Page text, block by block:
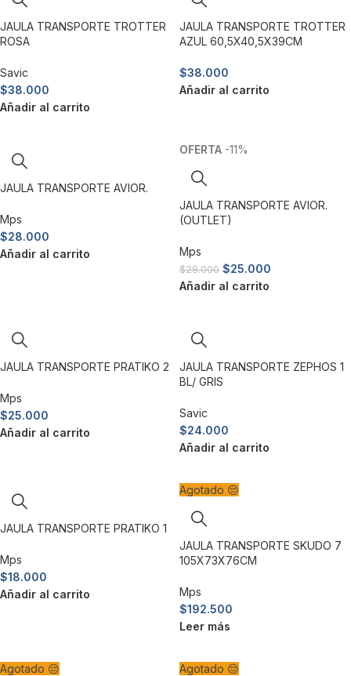
JAULA TRANSPORTE TROTTER
ROSA
Savic
$38.000
Añadir al carrito
JAULA TRANSPORTE TROTTER
AZUL 60,5X40,5X39CM
$38.000
Añadir al carrito
JAULA TRANSPORTE AVIOR.
Mps
$28.000
Añadir al carrito
-11%
JAULA TRANSPORTE AVIOR.
(OUTLET)
Mps
$28.000 $25.000
Añadir al carrito
JAULA TRANSPORTE PRATIKO 2
Mps
$25.000
Añadir al carrito
JAULA TRANSPORTE ZEPHOS 1
BL/ GRIS
Savic
$24.000
Añadir al carrito
JAULA TRANSPORTE PRATIKO 1
Mps
$18.000
Añadir al carrito
Agotado 😔
JAULA TRANSPORTE SKUDO 7
105X73X76CM
Mps
$192.500
Leer más
Agotado 😔 Agotado 😔